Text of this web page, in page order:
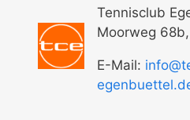
Tennisclub
Moorweg
E-Mail: